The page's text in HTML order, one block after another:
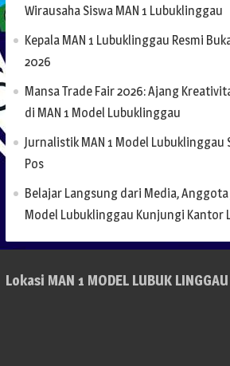
Wirausaha Siswa MAN 1 Lubuklinggau
Kepala MAN 1 Lubuklinggau Resmi
2026
Mansa Trade Fair 2026: Ajang
di MAN 1 Model Lubuklinggau
Jurnalistik MAN 1 Model Lubuklinggau
Pos
Belajar Langsung dari Media, Anggota
Model Lubuklinggau Kunjungi Kantor
Lokasi MAN 1 MODEL LUBUK LINGGAU